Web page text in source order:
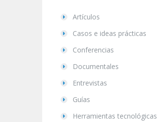
Artículos
Casos e ideas prácticas
Conferencias
Documentales
Entrevistas
Guías
Herramientas tecnológicas